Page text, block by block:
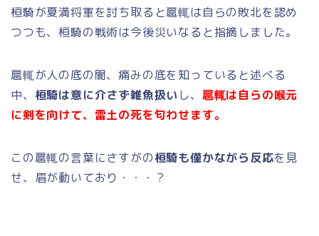
桓騎が夏満将軍を討ち取ると扈輒は自らの敗北を認め
つつも、桓騎の戦術は今後災いなると指摘しました。
扈輒が人の底の闇、痛みの底を知っていると述べる
中、 桓騎は意に介さず雑魚扱い し、 扈輒は自らの喉元
に剣を向けて、雷土の死を匂わせます。
この扈輒の言葉にさすがの桓騎も僅かながら反応を見
せ、眉が動いており・・・？